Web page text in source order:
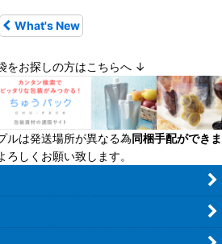
What's New
をお探しの方はこちらへ ↓
ルは発送場所が異なる為同梱手配ができま
ろしくお願い致します。